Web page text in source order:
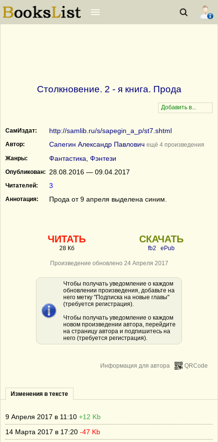
Столкновение. 2 - я книга. Прода
СамИздат: http://samlib.ru/s/sapegin_a_p/st7.shtml
Автор: Сапегин Александр Павлович ещё 4 произведения
Жанры:
Фантастика Фэнтези
Опубликован: 28.08.2016 — 09.04.2017
Читателей: 3
Аннотация: Прода от 9 апреля выделена синим.
ЧИТАТЬ
28 Кб
СКАЧАТЬ
fb2 ePub
Произведение обновлено 24 Апреля 2017
Чтобы получать уведомление о каждом
обновлении произведения, добавьте на
него метку "Подписка на новые главы"
(требуется регистрация).
Чтобы получать уведомление о каждом
новом произведении автора, перейдите
на страницу автора и подпишитесь на
него (требуется регистрация).
QRCode
Информация для автора
Изменения в тексте
9 Апреля 2017 в 11:10 +12 Kb
14 Марта 2017 в 17:20 -47 Kb